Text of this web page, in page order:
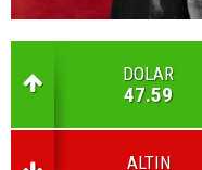
DOLAR
47.59
ALTIN